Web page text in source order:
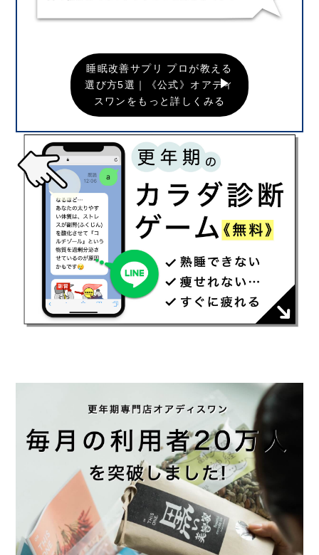
睡眠改善サプリ プロが教える
選び方5選｜《公式》オアディ
スワンをもっと詳しくみる